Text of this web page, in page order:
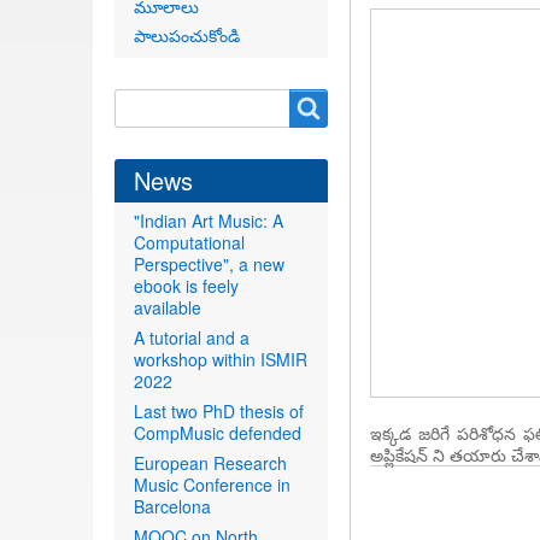
ఇక్కడ జరిగే పరిశోధన
అప్లికేషన్ ని తయారు
మూలాలు
పాలుపంచుకోండి
form
News
"Indian Art Music: A
Computational
Perspective", a new
ebook is feely
available
A tutorial and a
workshop within ISMIR
2022
Last two PhD thesis of
CompMusic defended
European Research
Music Conference in
Barcelona